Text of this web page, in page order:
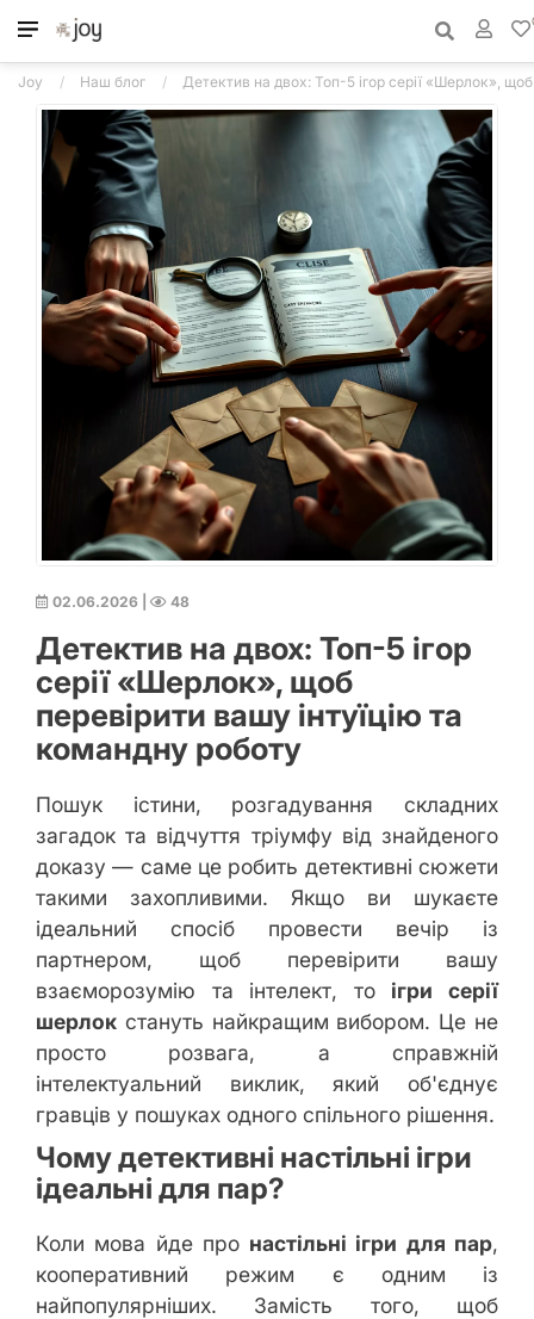
Joy Наш блог Детектив на двох: Топ-5 ігор серії «Шерлок»,
02.06.2026 48
Детектив на двох: Топ-5 ігор
серії «Шерлок», щоб
перевірити вашу інтуїцію та
командну роботу
Пошук істини, розгадування складних
загадок та відчуття тріумфу від знайденого
доказу — саме це робить детективні сюжети
такими захопливими. Якщо ви шукаєте
ідеальний спосіб провести вечір із
партнером, щоб перевірити вашу
взаєморозумію та інтелект, то ігри серії
шерлок стануть найкращим вибором. Це не
просто розвага, а справжній
інтелектуальний виклик, який об'єднує
гравців у пошуках одного спільного рішення.
Чому детективні настільні ігри
ідеальні для пар?
Коли мова йде про настільні ігри для пар,
кооперативний режим є одним із
найпопулярніших. Замість того, щоб